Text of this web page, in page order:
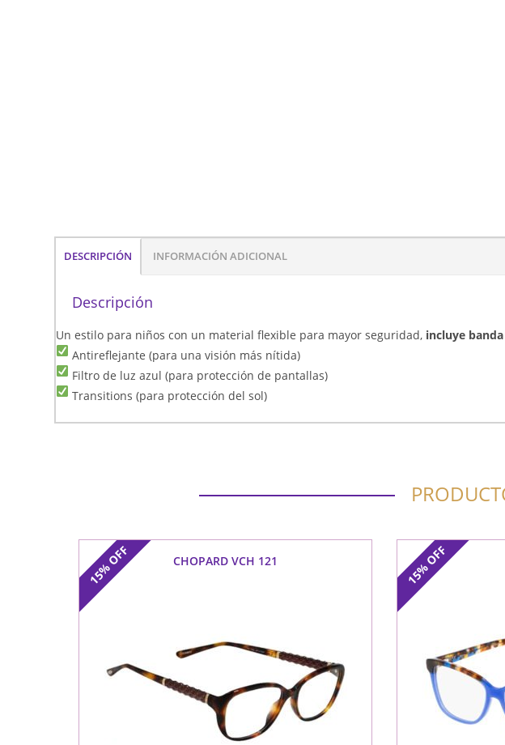
DESCRIPCIÓN INFORMACIÓN ADICIONAL
Descripción
Un estilo para niños con un material flexible para mayor seguridad, incluye
Antireflejante (para una visión más nítida)
Filtro de luz azul (para protección de pantallas)
Transitions (para protección del sol)
15%
OFF CHOPARD VCH 121 15%
OFF